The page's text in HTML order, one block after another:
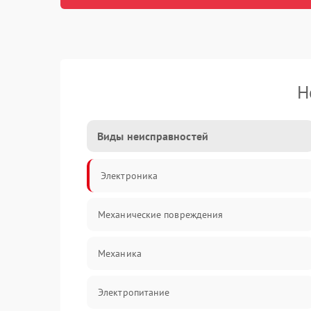
Виды неисправностей
Электроника
Механические повреждения
Механика
Электропитание